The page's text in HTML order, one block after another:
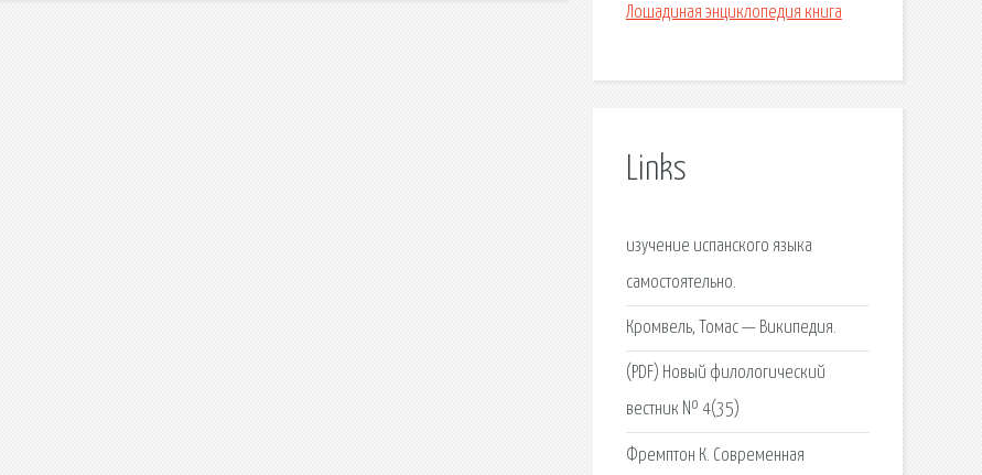
Лошадиная энциклопедия книга
Links
изучение испанского языка
самостоятельно.
Кромвель, Томас — Википедия.
(PDF) Новый филологический
вестник № 4(35)
Фремптон К. Современная